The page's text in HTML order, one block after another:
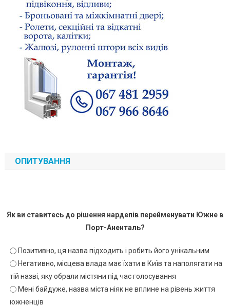
ОПИТУВАННЯ
Як ви ставитесь до рішення нардепів перейменувати Южне в
Порт-Аненталь?
Позитивно, ця назва підходить і робить його унікальним
Негативно, місцева влада має їхати в Київ та наполягати на
тій назві, яку обрали містяни під час голосування
Мені байдуже, назва міста ніяк не вплине на рівень життя
южненців